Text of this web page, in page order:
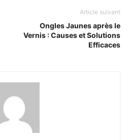
Article suivant
Ongles Jaunes après le
Vernis : Causes et Solutions
Efficaces